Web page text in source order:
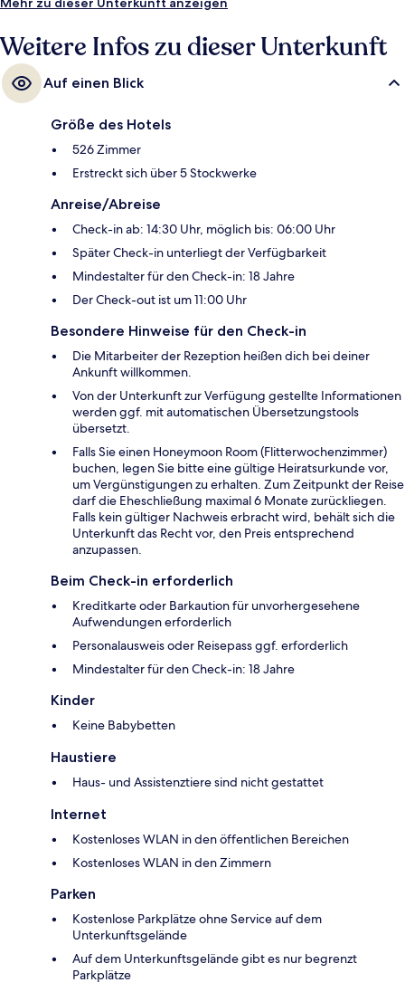
Weitere Infos zu dieser Unterkunft
Auf einen Blick
Größe des Hotels
526 Zimmer
Erstreckt sich über 5 Stockwerke
Anreise/Abreise
Check-in ab: 14:30 Uhr, möglich bis: 06:00 Uhr
Später Check-in unterliegt der Verfügbarkeit
Mindestalter für den Check-in: 18 Jahre
Der Check-out ist um 11:00 Uhr
Besondere Hinweise für den Check-in
Die Mitarbeiter der Rezeption heißen dich bei deiner
Ankunft willkommen.
Von der Unterkunft zur Verfügung gestellte Informationen
werden ggf. mit automatischen Übersetzungstools
übersetzt.
Falls Sie einen Honeymoon Room (Flitterwochenzimmer)
buchen, legen Sie bitte eine gültige Heiratsurkunde vor,
um Vergünstigungen zu erhalten. Zum Zeitpunkt der Reise
darf die Eheschließung maximal 6 Monate zurückliegen.
Falls kein gültiger Nachweis erbracht wird, behält sich die
Unterkunft das Recht vor, den Preis entsprechend
anzupassen.
Beim Check-in erforderlich
Kreditkarte oder Barkaution für unvorhergesehene
Aufwendungen erforderlich
Personalausweis oder Reisepass ggf. erforderlich
Mindestalter für den Check-in: 18 Jahre
Kinder
Keine Babybetten
Haustiere
Haus- und Assistenztiere sind nicht gestattet
Internet
Kostenloses WLAN in den öffentlichen Bereichen
Kostenloses WLAN in den Zimmern
Parken
Kostenlose Parkplätze ohne Service auf dem
Unterkunftsgelände
Auf dem Unterkunftsgelände gibt es nur begrenzt
Parkplätze